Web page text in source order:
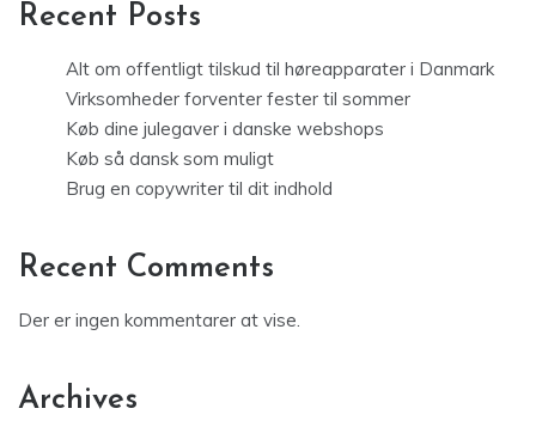
Recent Posts
Alt om offentligt tilskud til høreapparater i Danmark
Virksomheder forventer fester til sommer
Køb dine julegaver i danske webshops
Køb så dansk som muligt
Brug en copywriter til dit indhold
Recent Comments
Der er ingen kommentarer at vise.
Archives